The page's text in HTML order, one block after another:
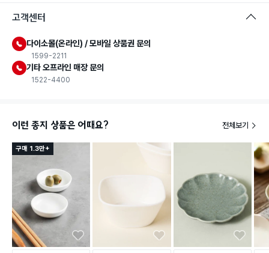
고객센터
다이소몰(온라인) / 모바일 상품권 문의
1599-2211
기타 오프라인 매장 문의
1522-4400
이런 종지 상품은 어때요? 전체보기
구매 1.3만+